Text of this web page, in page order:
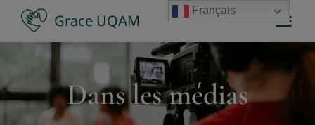
Passer
au
contenu
Grace UQAM
À propos Dans les médias
Français